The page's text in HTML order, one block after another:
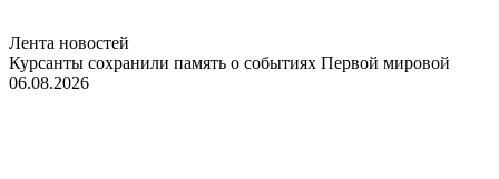
Лента новостей
Курсанты сохранили память о событиях Первой мировой
06.08.2026